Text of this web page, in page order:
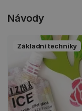
Návody
Základní techniky